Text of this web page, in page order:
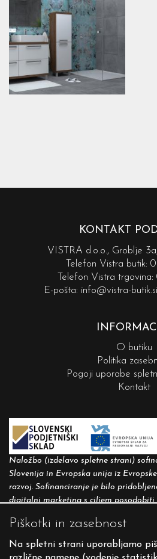
KONTAKT
VISTRA d.o.o., Groblje
Telefon Vistra butik:
Telefon Vistra trgovina:
E-pošta: info@vistra-butik.si
O butiku
Politika
Pogoji uporabe
Kontakt
Naložbo (izdelavo spletne strani)
Slovenija in Evropska unija iz
razvoj. Sofinanciranje je bilo
digitalni marketing s ciljem posodobiti
Spletna stran evropske kohezijske
Piškotki in zasebnost
Na spletni strani uporabljamo